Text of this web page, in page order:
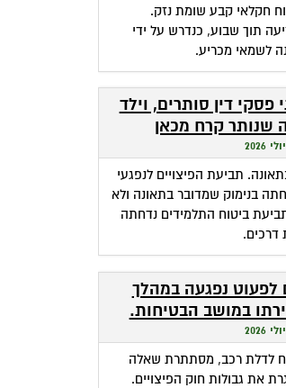
חקלאי קבע שומת נזק.
תוך שבוע, כנדרש על ידי
לשמאי מכריע.
פסקי דין סותרים, וילד
שנותר קרח מכאן
תביעת הפיצויים לנפגעי
בנימוק שמדובר בתאונה ולא
ביטוח התלמידים נדחתה
דרכים.
לפעוט נפגעה במהלך
במושב הבטיחות.
זכאית לפיצויים?
לדלת רכב, מסתתרת שאלה
את גבולות חוק הפיצויים.